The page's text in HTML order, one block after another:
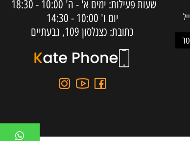
טלפון ראשי:052-7893898
דוא"ל:katephone25@gmail.com
שעות פעילות: ימים א' - ה' 10:00 - 18:30
יום ו'
10:00 - 14:30
כתובת: כצנלסון 109, גבעתיים